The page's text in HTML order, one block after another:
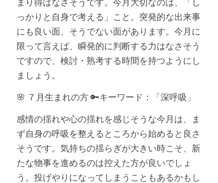
まり得はなさそうです。今月大切なのは、「し
っかりと自身で考える」こと。突発的な出来事
にも良い面、そうでない面があります。今月に
限って言えば、瞬発的に判断する力はなさそう
ですので、検討・熟考する時間を持つようにし
ましょう。
🌸 ７月生まれの方 🔑キーワード：「深呼吸」
感情の揺れや心の揺れを感じそうな今月は、ま
ず自身の呼吸を整えるところから始めると良さ
そうです。気持ちの揺らぎが大きい時こそ、新
たな物事を進めるのは控えた方が良いでしょ
う。投げやりになってしまうこともあるかもし